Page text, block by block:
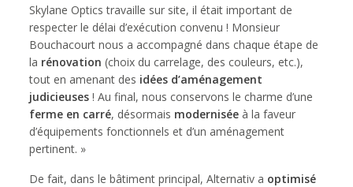
Skylane Optics travaille sur site, il était important de
respecter le délai d’exécution convenu ! Monsieur
Bouchacourt nous a accompagné dans chaque étape de
la rénovation(choix du carrelage, des couleurs, etc.),
tout en amenant des idées d’aménagement
judicieuses ! Au final, nous conservons le charme d’une
ferme en carré, désormais modernisée à la faveur
d’équipements fonctionnels et d’un aménagement
pertinent. »
De fait, dans le bâtiment principal, Alternativ a optimisé